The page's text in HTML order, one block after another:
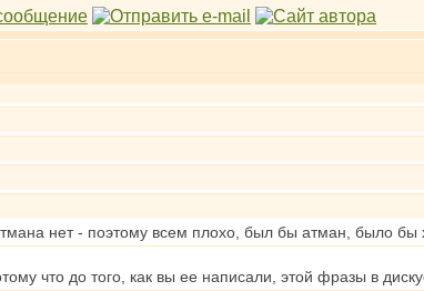
нет - поэтому всем плохо, был бы атман, было бы
что до того, как вы ее написали, этой фразы в